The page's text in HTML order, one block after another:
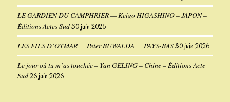
LE GARDIEN DU CAMPHRIER — Keigo HIGASHINO – JAPON –
Éditions Actes Sud 30 juin 2026
LES FILS D’OTMAR — Peter BUWALDA — PAYS-BAS 30 juin 2026
Le jour où tu m’as touchée – Yan GELING – Chine – Éditions Acte
Sud 26 juin 2026